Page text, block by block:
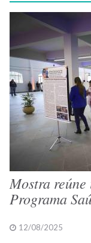
Mostra
Programa
12/08/2025